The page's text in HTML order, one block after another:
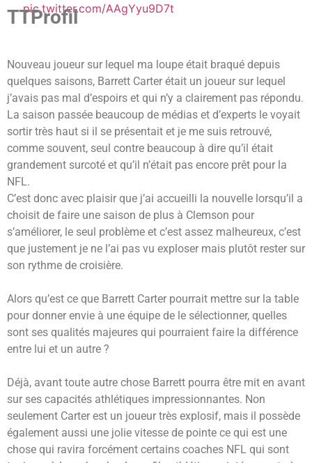
pic.twitter.com/AAgYyu9D7t
TTProfil
Nouveau joueur sur lequel ma loupe était braqué depuis
quelques saisons, Barrett Carter était un joueur sur lequel
j’avais pas mal d’espoirs et qui n’y a clairement pas répondu.
La saison passée beaucoup de médias et d’experts le voyait
sortir très haut si il se présentait et je me suis retrouvé,
comme souvent, seul contre beaucoup à dire qu’il était
grandement surcoté et qu’il n’était pas encore prêt pour la
NFL.
C’est donc avec plaisir que j’ai accueilli la nouvelle lorsqu’il a
choisit de faire une saison de plus à Clemson pour
s’améliorer, le seul problème et c’est assez malheureux, c’est
que justement je ne l’ai pas vu exploser mais plutôt rester sur
son rythme de croisière.
Alors qu’est ce que Barrett Carter pourrait mettre sur la table
pour donner envie à une équipe de le sélectionner, quelles
sont ses qualités majeures qui pourraient faire la différence
entre lui et un autre ?
Déjà, avant toute autre chose Barrett pourra être mit en avant
sur ses capacités athlétiques impressionnantes. Non
seulement Carter est un joueur très explosif, mais il possède
également aussi une jolie vitesse de pointe ce qui est une
chose qui ravira forcément certains coaches NFL qui sont